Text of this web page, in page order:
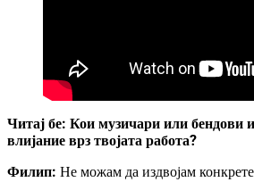
Читај бе: Кои музичари или бендови
влијание врз твојата работа?
Филип: Не можам да издвојам